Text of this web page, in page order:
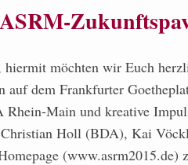
hiermit möchten wir Euch
dem Frankfurter
Rhein-Main und kreative
Holl (BDA), Kai